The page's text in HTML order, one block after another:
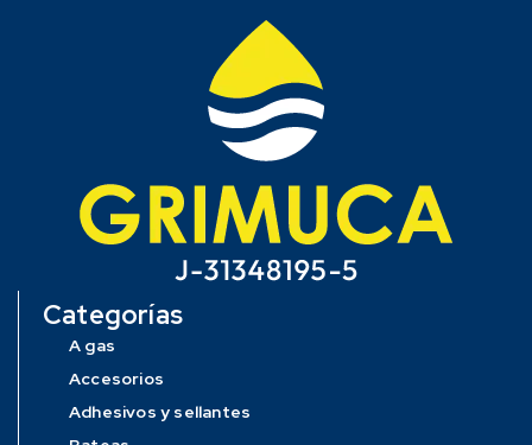
Categorías
A gas
Accesorios
Adhesivos y sellantes